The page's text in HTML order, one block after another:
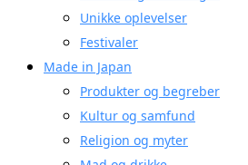
Unikke oplevelser
Festivaler
Made in Japan
Produkter og begreber
Kultur og samfund
Religion og myter